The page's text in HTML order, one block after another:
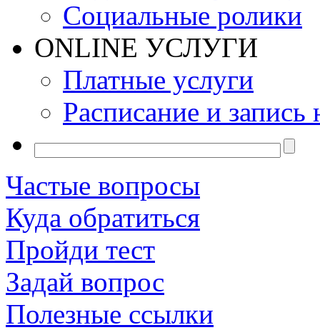
Социальные ролики
ONLINE УСЛУГИ
Платные услуги
Расписание и запись
Частые вопросы
Куда обратиться
Пройди тест
Задай вопрос
Полезные ссылки